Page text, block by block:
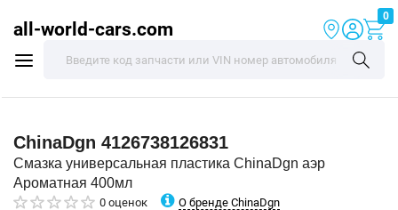
all-world-cars.com
0
ChinaDgn 4126738126831
Смазка универсальная пластика ChinaDgn аэр
Ароматная 400мл
0 оценок О бренде ChinaDgn